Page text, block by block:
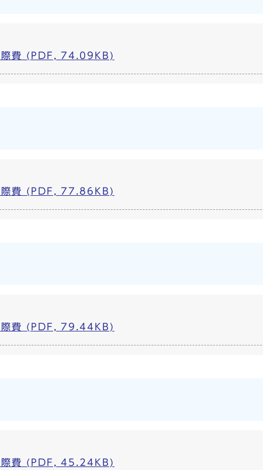
際費 (PDF, 74.09KB)
際費 (PDF, 77.86KB)
際費 (PDF, 79.44KB)
際費 (PDF, 45.24KB)